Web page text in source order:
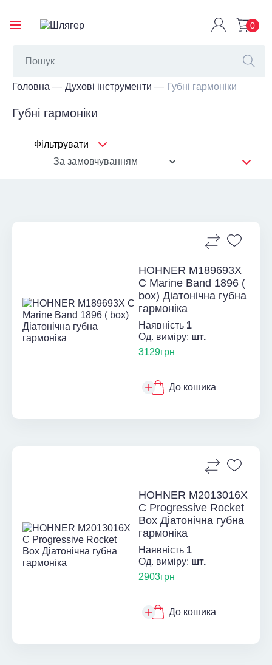
0
Головна Духові інструменти Губні гармоніки
Губні гармоніки
Фільтрувати
HOHNER M189693X
C Marine Band 1896 (
box) Діатонічна губна
гармоніка
Наявність 1
Од. виміру: шт.
3129грн
До кошика
HOHNER M2013016X
C Progressive Rocket
Box Діатонічна губна
гармоніка
Наявність 1
Од. виміру: шт.
2903грн
До кошика